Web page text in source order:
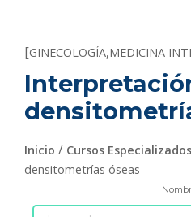
[GINECOLOGÍA,MEDICINA
Inicio / Cursos Especializados
densitometrías óseas